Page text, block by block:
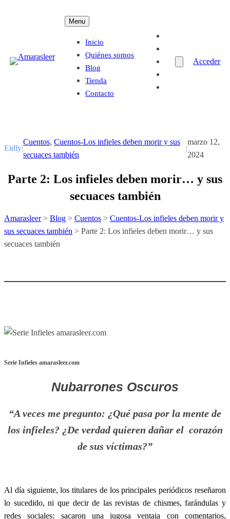
Menu
Inicio
Quiénes somos
Blog
Tienda
Contacto
Acceder
Eidly|
Cuentos, Cuentos-Los infieles deben morir y sus
secuaces también
|
marzo 12,
2024
Parte 2: Los infieles deben morir… y sus
secuaces también
Amarasleer> Blog > Cuentos > Cuentos-Los infieles deben morir y
sus secuaces también > Parte 2: Los infieles deben morir… y sus
secuaces también
Serie Infieles amarasleer.com
Nubarrones Oscuros
“A veces me pregunto: ¿Qué pasa por la mente de
los infieles? ¿De verdad quieren dañar el corazón
de sus víctimas?”
Al día siguiente, los titulares de los principales periódicos reseñaron
lo sucedido, ni que decir de las revistas de chismes, farándulas y
redes sociales: sacaron una jugosa ventaja con comentarios,